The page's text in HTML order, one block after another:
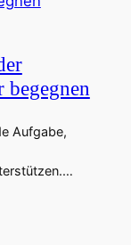
begegnen
Aufgabe,